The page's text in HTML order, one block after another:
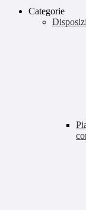
Categorie